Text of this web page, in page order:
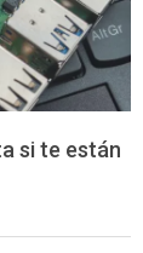
si te están